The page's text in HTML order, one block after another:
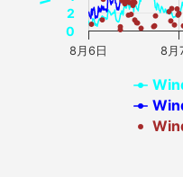
8月6日 8月
0
2